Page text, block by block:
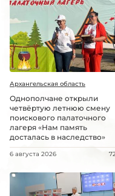
Архангельская область
Однополчане открыли
четвёртую летнюю смену
поискового палаточного
лагеря «Нам память
досталась в наследство»
6 августа 2026